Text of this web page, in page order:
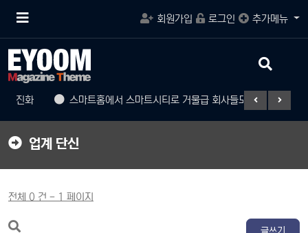
메
튼
회원가입 로그인 추가메뉴
진화 스마트홈에서 스마트시티로 거물급 회사들도 참여
검
버
업계 단신
전체 0 건 - 1 페이지